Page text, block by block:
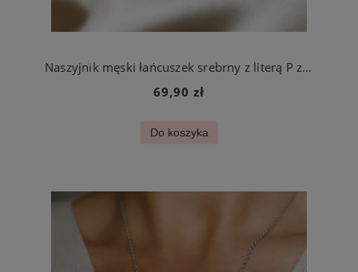
Naszyjnik męski łańcuszek srebrny z literą P ze stali szlachetnej
69,90 zł
Do koszyka